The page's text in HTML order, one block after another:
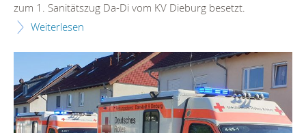
zum 1. Sanitätszug Da-Di vom KV Dieburg besetzt.
Weiterlesen